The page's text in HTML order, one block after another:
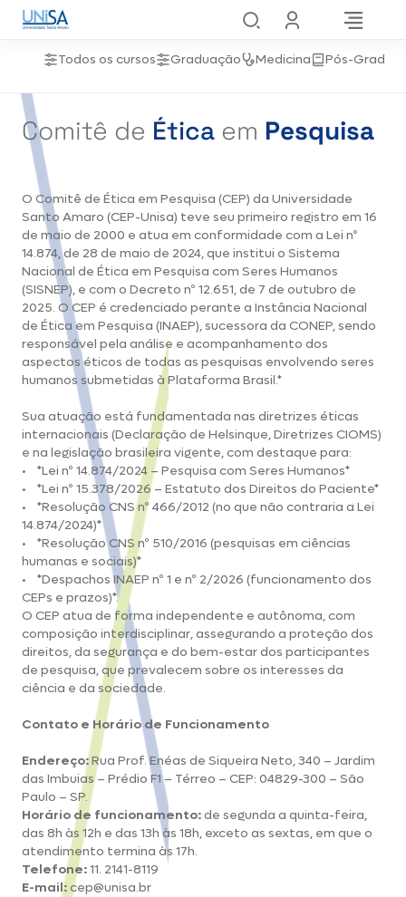
Todos os cursos Graduação Medicina Pós-
Comitê de Ética em Pesquisa
O Comitê de Ética em Pesquisa (CEP) da Universidade
Santo Amaro (CEP-Unisa) teve seu primeiro registro em 16
de maio de 2000 e atua em conformidade com a Lei nº
14.874, de 28 de maio de 2024, que institui o Sistema
Nacional de Ética em Pesquisa com Seres Humanos
(SISNEP), e com o Decreto nº 12.651, de 7 de outubro de
2025. O CEP é credenciado perante a Instância Nacional
de Ética em Pesquisa (INAEP), sucessora da CONEP, sendo
responsável pela análise e acompanhamento dos
aspectos éticos de todas as pesquisas envolvendo seres
humanos submetidas à Plataforma Brasil.*
Sua atuação está fundamentada nas diretrizes éticas
internacionais (Declaração de Helsinque, Diretrizes CIOMS)
e na legislação brasileira vigente, com destaque para:
• *Lei nº 14.874/2024 – Pesquisa com Seres Humanos*
• *Lei nº 15.378/2026 – Estatuto dos Direitos do Paciente*
• *Resolução CNS nº 466/2012 (no que não contraria a Lei
14.874/2024)*
• *Resolução CNS nº 510/2016 (pesquisas em ciências
humanas e sociais)*
• *Despachos INAEP nº 1 e nº 2/2026 (funcionamento dos
CEPs e prazos)*.
O CEP atua de forma independente e autônoma, com
composição interdisciplinar, assegurando a proteção dos
direitos, da segurança e do bem-estar dos participantes
de pesquisa, que prevalecem sobre os interesses da
ciência e da sociedade.
Contato e Horário de Funcionamento
Endereço:Rua Prof. Enéas de Siqueira Neto, 340 – Jardim
das Imbuias – Prédio F1 – Térreo – CEP: 04829-300 – São
Paulo – SP.
Horário de funcionamento:de segunda a quinta-feira,
das 8h às 12h e das 13h às 18h, exceto as sextas, em que o
atendimento termina às 17h.
Telefone:11. 2141-8119
E-mail:cep@unisa.br